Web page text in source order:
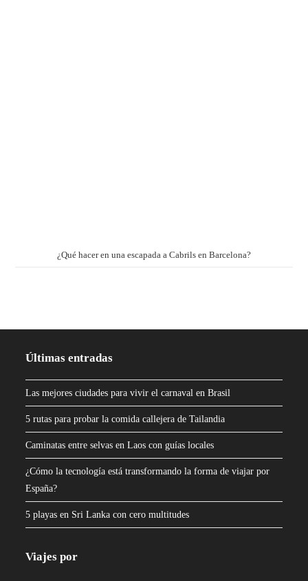
¿Qué hacer en una escapada a Cabrils en Barcelona?
Últimas entradas
Las mejores ciudades para vivir el carnaval en Brasil
5 rutas para probar la comida callejera de Tailandia
Caminatas entre selvas en Laos con guías locales
¿Cómo la tecnología está transformando la forma de viajar por
España?
5 playas en Sri Lanka con cero multitudes
Viajes por